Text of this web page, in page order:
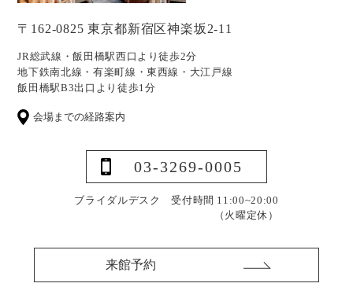
〒162-0825 東京都新宿区神楽坂2-11
JR総武線・飯田橋駅西口より徒歩2分
地下鉄南北線・有楽町線・東西線・大江戸線
飯田橋駅B3出口より徒歩1分
会場までの経路案内
03-3269-0005
ブライダルデスク 受付時間 11:00~20:00
（火曜定休）
来館予約